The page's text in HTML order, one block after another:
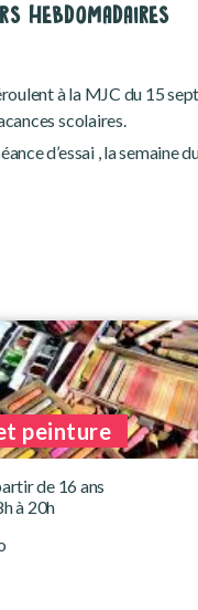
HEBDOMADAIRES
à la MJC du 15
scolaires.
d’essai , la semaine
peinture
de 16 ans
à 20h